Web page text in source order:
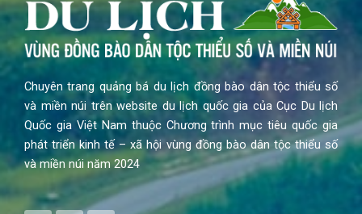
Chuyên trang quảng bá du lịch đồng bào dân tộc thiểu số
và miền núi trên website du lịch quốc gia của Cục Du lịch
Quốc gia Việt Nam thuộc Chương trình mục tiêu quốc gia
phát triển kinh tế – xã hội vùng đồng bào dân tộc thiểu số
và miền núi năm 2024